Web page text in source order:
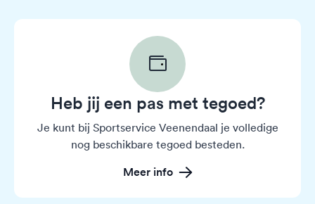
Heb jij een pas met tegoed?
Je kunt bij Sportservice Veenendaal je volledige
nog beschikbare tegoed besteden.
Meer info